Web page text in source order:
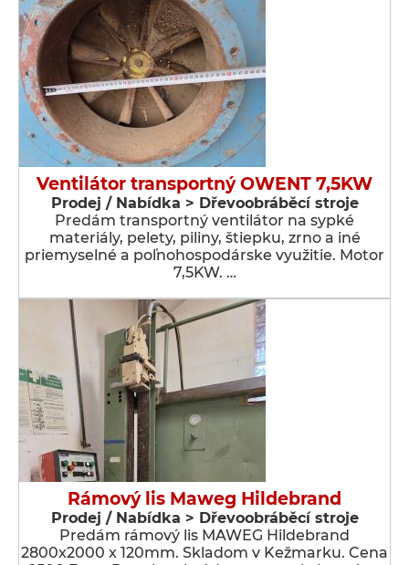
Ventilátor transportný OWENT 7,5KW
Prodej / Nabídka > Dřevoobráběcí stroje
Predám transportný ventilátor na sypké
materiály, pelety, piliny, štiepku, zrno a iné
priemyselné a poľnohospodárske využitie. Motor
7,5KW. …
Rámový lis Maweg Hildebrand
Prodej / Nabídka > Dřevoobráběcí stroje
Predám rámový lis MAWEG Hildebrand
2800x2000 x 120mm. Skladom v Kežmarku. Cena